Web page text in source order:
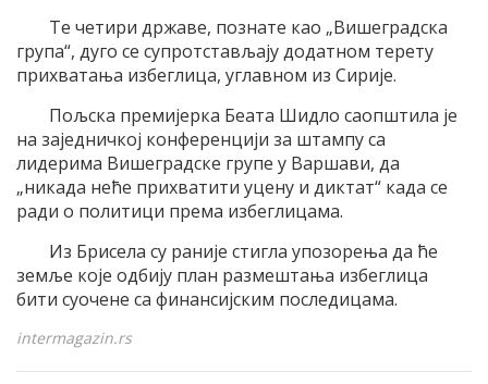
Те четири државе, познате као „Вишеградска
група“, дуго се супротстављају додатном терету
прихватања избеглица, углавном из Сирије.
Пољска премијерка Беата Шидло саопштила је
на заједничкој конференцији за штампу са
лидерима Вишеградске групе у Варшави, да
„никада неће прихватити уцену и диктат“ када се
ради о политици према избеглицама.
Из Брисела су раније стигла упозорења да ће
земље које одбију план размештања избеглица
бити суочене са финансијским последицама.
intermagazin.rs